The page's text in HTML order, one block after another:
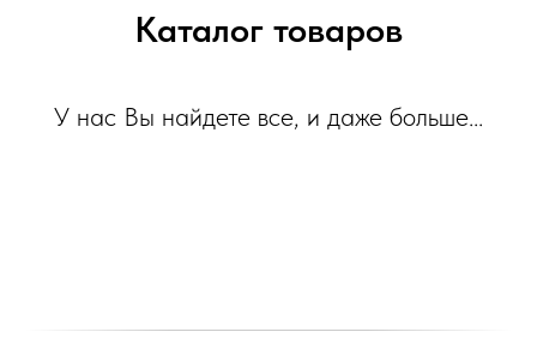
Каталог товаров
У нас Вы найдете все, и даже больше...